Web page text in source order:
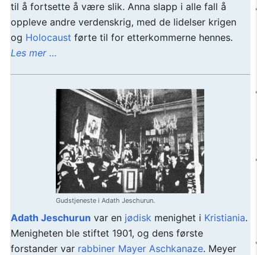
til å fortsette å være slik. Anna slapp i alle fall å
oppleve andre verdenskrig, med de lidelser krigen
og Holocaust førte til for etterkommerne hennes.
Les mer …
Gudstjeneste i Adath Jeschurun.
Adath Jeschurun var en jødisk menighet i Kristiania.
Menigheten ble stiftet 1901, og dens første
forstander var rabbiner Mayer Aschkanaze. Meyer